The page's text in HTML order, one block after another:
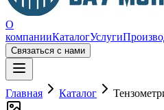
О
компанииКаталогУслуги
Связаться с нами
Главная Каталог